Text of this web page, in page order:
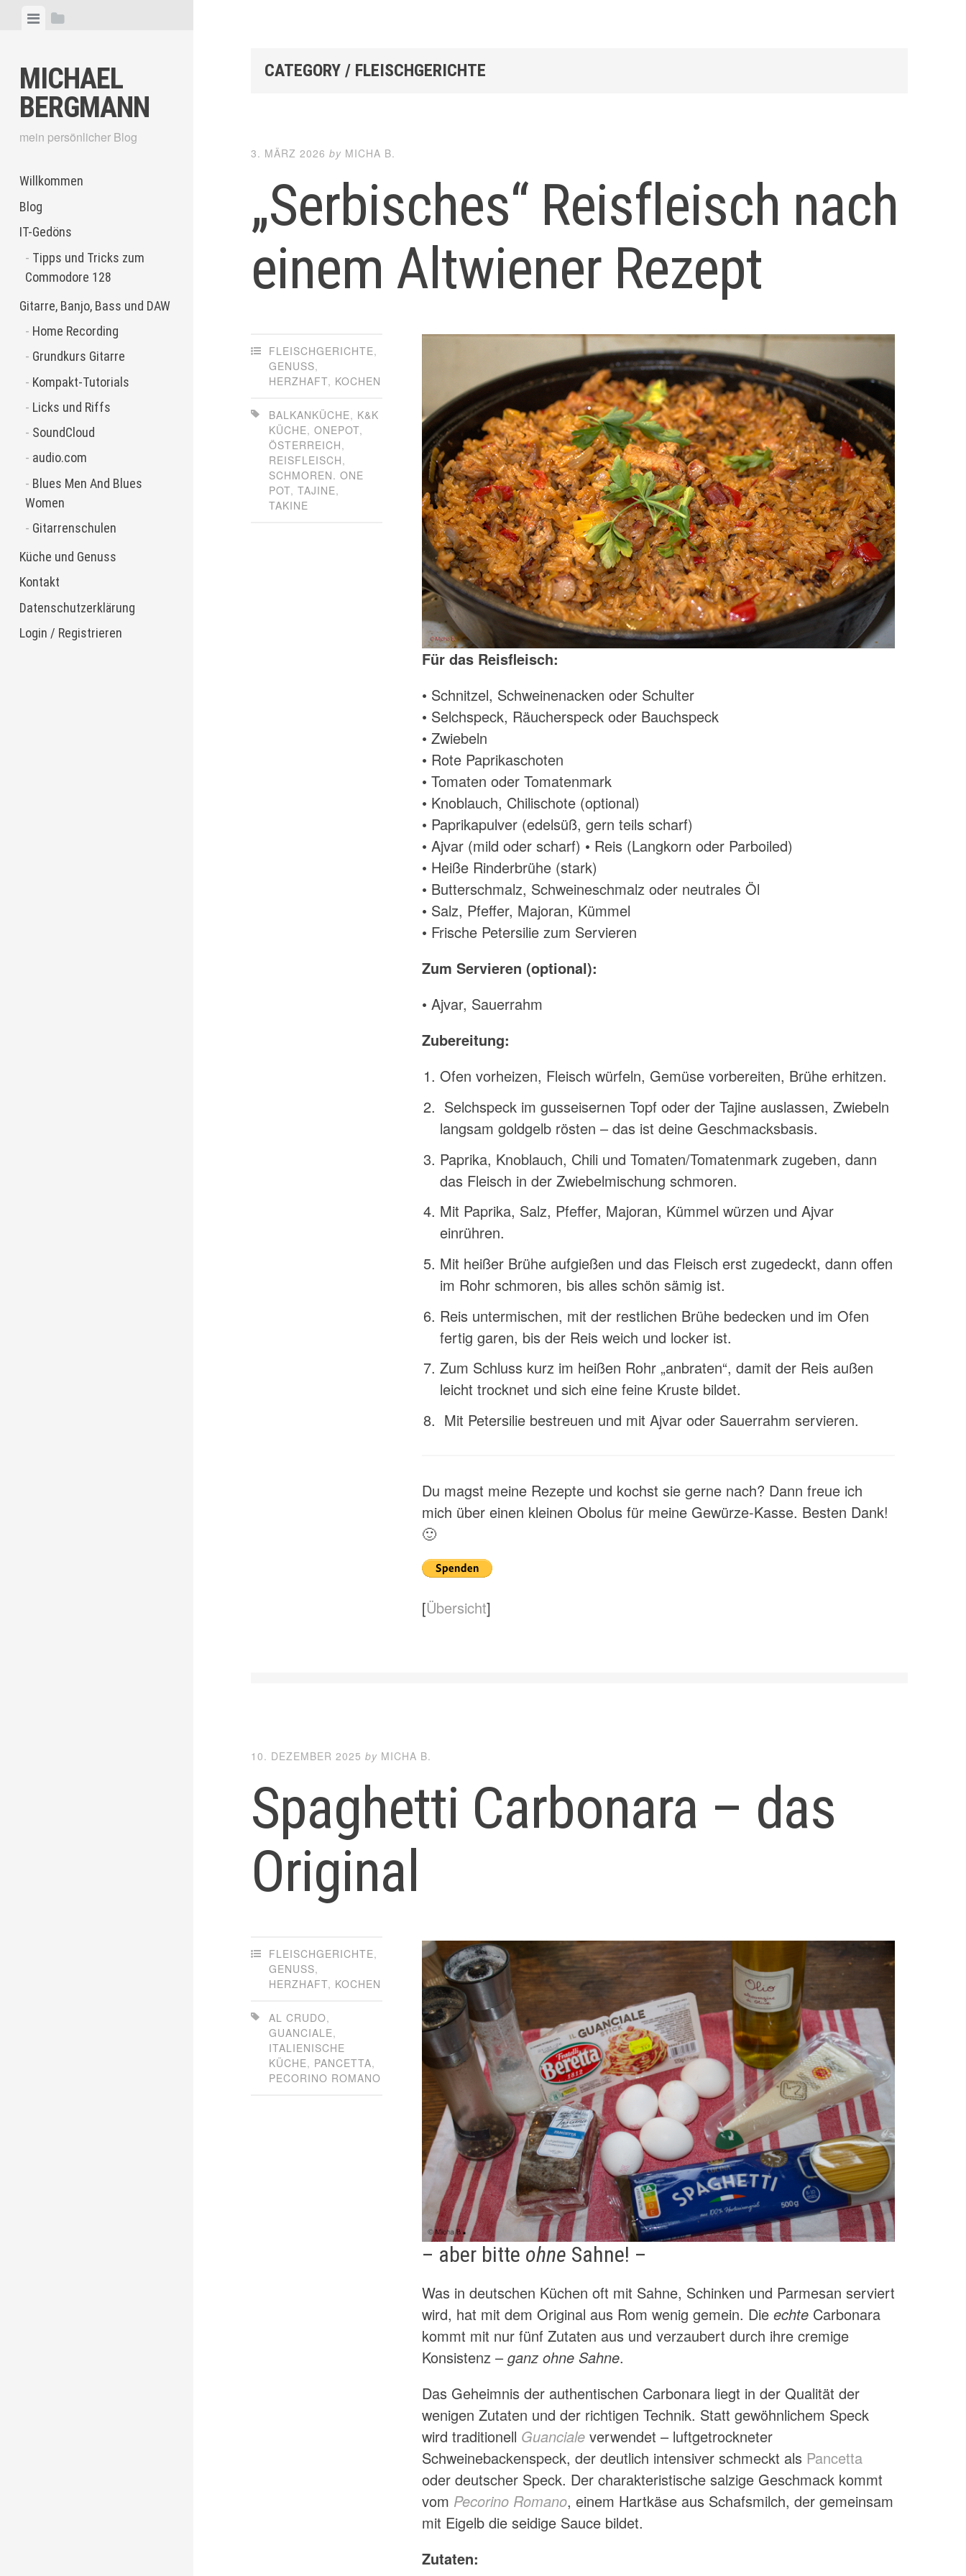
ViewView
MICHAEL
BERGMANN
mein persönlicher Blog
Willkommen
Blog
IT-Gedöns
Tipps und Tricks zum
Commodore 128
Gitarre, Banjo, Bass und DAW
Home Recording
Grundkurs Gitarre
Kompakt-Tutorials
Licks und Riffs
SoundCloud
audio.com
Blues Men And Blues
Women
Gitarrenschulen
Küche und Genuss
Kontakt
Datenschutzerklärung
Login / Registrieren
CATEGORY / FLEISCHGERICHTE
3. MÄRZ 2026 by MICHA B.
„Serbisches“ Reisfleisch nach
einem Altwiener Rezept
FLEISCHGERICHTE,
GENUSS,
HERZHAFT, KOCHEN
BALKANKÜCHE, K&K
KÜCHE,ONEPOT,
ÖSTERREICH,
REISFLEISCH,
SCHMOREN. ONE
POT,TAJINE,
TAKINE
Für das Reisfleisch:
• Schnitzel, Schweinenacken oder Schulter
• Selchspeck, Räucherspeck oder Bauchspeck
• Zwiebeln
• Rote Paprikaschoten
• Tomaten oder Tomatenmark
• Knoblauch, Chilischote (optional)
• Paprikapulver (edelsüß, gern teils scharf)
• Ajvar (mild oder scharf) • Reis (Langkorn oder Parboiled)
• Heiße Rinderbrühe (stark)
• Butterschmalz, Schweineschmalz oder neutrales Öl
• Salz, Pfeffer, Majoran, Kümmel
• Frische Petersilie zum Servieren
Zum Servieren (optional):
• Ajvar, Sauerrahm
Zubereitung:
Ofen vorheizen, Fleisch würfeln, Gemüse vorbereiten, Brühe erhitzen.
Selchspeck im gusseisernen Topf oder der Tajine auslassen, Zwiebeln
langsam goldgelb rösten – das ist deine Geschmacksbasis.
Paprika, Knoblauch, Chili und Tomaten/Tomatenmark zugeben, dann
das Fleisch in der Zwiebelmischung schmoren.
Mit Paprika, Salz, Pfeffer, Majoran, Kümmel würzen und Ajvar
einrühren.
Mit heißer Brühe aufgießen und das Fleisch erst zugedeckt, dann offen
im Rohr schmoren, bis alles schön sämig ist.
Reis untermischen, mit der restlichen Brühe bedecken und im Ofen
fertig garen, bis der Reis weich und locker ist.
Zum Schluss kurz im heißen Rohr „anbraten“, damit der Reis außen
leicht trocknet und sich eine feine Kruste bildet.
Mit Petersilie bestreuen und mit Ajvar oder Sauerrahm servieren.
Du magst meine Rezepte und kochst sie gerne nach? Dann freue ich
mich über einen kleinen Obolus für meine Gewürze-Kasse. Besten Dank!
🙂
[Übersicht]
10. DEZEMBER 2025 by MICHA B.
Spaghetti Carbonara – das
Original
FLEISCHGERICHTE,
GENUSS,
HERZHAFT, KOCHEN
AL CRUDO,
GUANCIALE,
ITALIENISCHE
KÜCHE, PANCETTA,
PECORINO ROMANO
– aber bitte ohne Sahne! –
Was in deutschen Küchen oft mit Sahne, Schinken und Parmesan serviert
wird, hat mit dem Original aus Rom wenig gemein. Dieechte Carbonara
kommt mit nur fünf Zutaten aus und verzaubert durch ihre cremige
Konsistenz –ganz ohne Sahne.
Das Geheimnis der authentischen Carbonara liegt in der Qualität der
wenigen Zutaten und der richtigen Technik. Statt gewöhnlichem Speck
wird traditionell Guanciale verwendet – luftgetrockneter
Schweinebackenspeck, der deutlich intensiver schmeckt als Pancetta
oder deutscher Speck. Der charakteristische salzige Geschmack kommt
vom Pecorino Romano, einem Hartkäse aus Schafsmilch, der gemeinsam
mit Eigelb die seidige Sauce bildet.
Zutaten: